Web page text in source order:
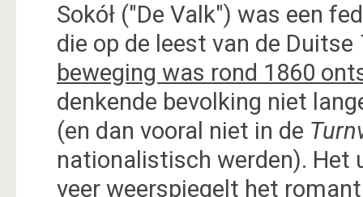
Sokół ("De Valk") was een
die op de leest van de Duitse
beweging was rond 1860
denkende bevolking niet
(en dan vooral niet in de
nationalistisch werden). Het
veer weerspiegelt het